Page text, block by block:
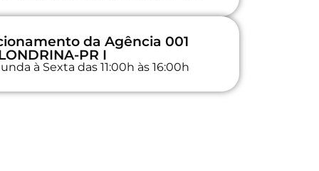
da Agência 001
PR I
à Sexta das 11:00h às 16:00h